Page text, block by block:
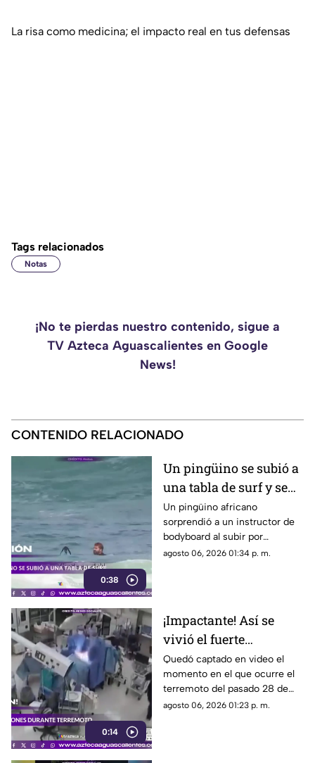
La risa como medicina; el impacto real en tus defensas
Tags relacionados
Notas
¡No te pierdas nuestro contenido, sigue a
TV Azteca Aguascalientes en Google
News!
CONTENIDO RELACIONADO
0:38
Un pingüino se subió a
una tabla de surf y se
viraliza
Un pingüino africano
sorprendió a un instructor de
bodyboard al subir por
iniciativa propia a su tabla y
agosto 06, 2026 01:34 p. m.
0:14
¡Impactante! Así se
vivió el fuerte
terremoto en el
quirófano de un
hospital
Quedó captado en video el
momento en el que ocurre el
terremoto del pasado 28 de
julio en Japón al interior de un
agosto 06, 2026 01:23 p. m.